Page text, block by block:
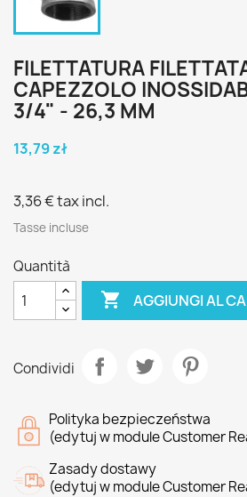
FILETTATURA
CAPEZZOLO
3/4" - 26,3 MM
13,79 zł
3,36 €tax incl.
Tasse incluse
Quantità
 AGGIUNGI AL
Condividi
Polityka bezpieczeństwa
(edytuj w module Customer
Zasady dostawy
(edytuj w module Customer